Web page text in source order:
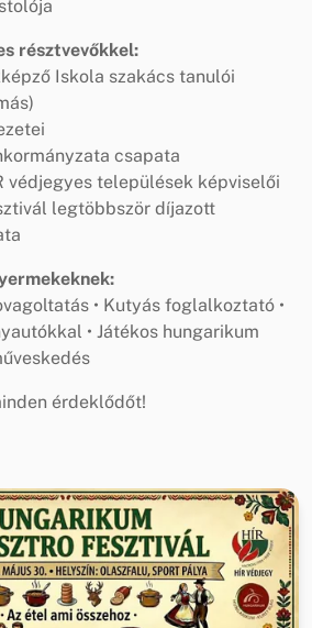
résztvevőkkel:
Iskola szakács tanulói
csapata
védjegyes települések képviselői
legtöbbször díjazott
• Kutyás foglalkoztató •
• Játékos hungarikum
érdeklődőt!